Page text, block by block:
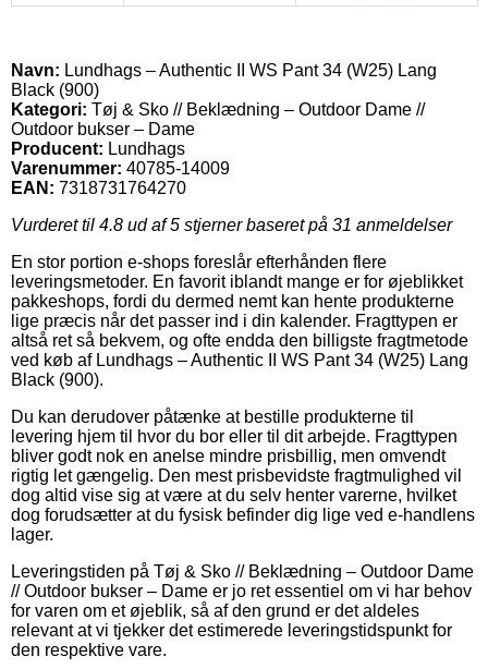
Navn: Lundhags – Authentic II WS Pant 34 (W25) Lang
Black (900)
Kategori: Tøj & Sko // Beklædning – Outdoor Dame //
Outdoor bukser – Dame
Producent: Lundhags
Varenummer: 40785-14009
EAN: 7318731764270
Vurderet til 4.8 ud af 5 stjerner baseret på 31 anmeldelser
En stor portion e-shops foreslår efterhånden flere
leveringsmetoder. En favorit iblandt mange er for øjeblikket
pakkeshops, fordi du dermed nemt kan hente produkterne
lige præcis når det passer ind i din kalender. Fragttypen er
altså ret så bekvem, og ofte endda den billigste fragtmetode
ved køb af Lundhags – Authentic II WS Pant 34 (W25) Lang
Black (900).
Du kan derudover påtænke at bestille produkterne til
levering hjem til hvor du bor eller til dit arbejde. Fragttypen
bliver godt nok en anelse mindre prisbillig, men omvendt
rigtig let gængelig. Den mest prisbevidste fragtmulighed vil
dog altid vise sig at være at du selv henter varerne, hvilket
dog forudsætter at du fysisk befinder dig lige ved e-handlens
lager.
Leveringstiden på Tøj & Sko // Beklædning – Outdoor Dame
// Outdoor bukser – Dame er jo ret essentiel om vi har behov
for varen om et øjeblik, så af den grund er det aldeles
relevant at vi tjekker det estimerede leveringstidspunkt for
den respektive vare.